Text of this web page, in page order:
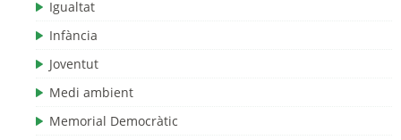
Igualtat
Infància
Joventut
Medi ambient
Memorial Democràtic